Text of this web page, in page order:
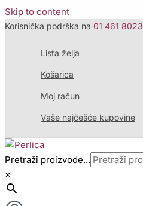
Skip to content
Korisnička podrška na 01 461 8023
Lista želja
Košarica
Moj račun
Vaše najčešće kupovine
Pretraži proizvode...
×